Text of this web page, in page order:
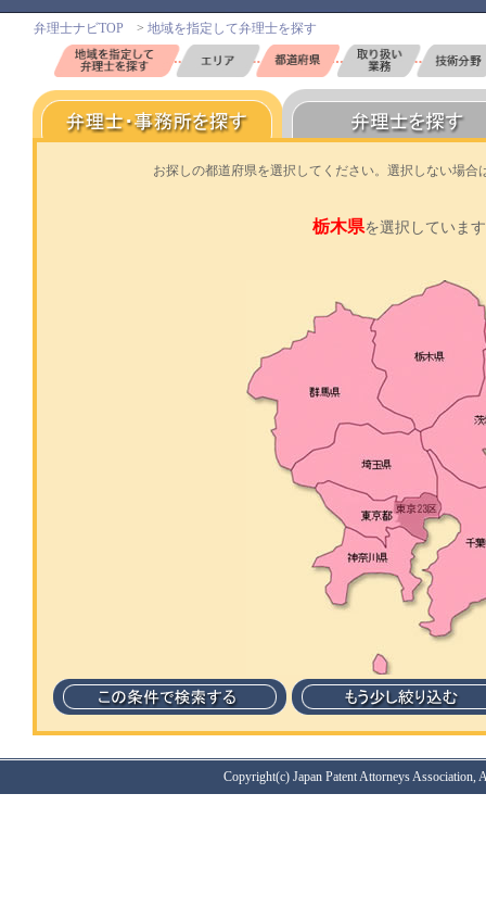
弁理士ナビTOP > 地域を指定して弁理士を探す
お探しの都道府県を選択してください。選択しない場合
栃木県を選択していま
Copyright(c) Japan Patent Attorneys Association,